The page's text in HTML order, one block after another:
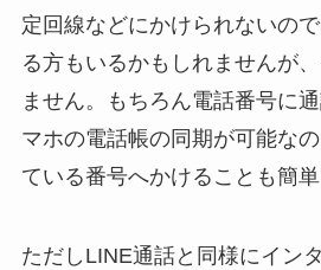
定回線などにかけられないの
る方もいるかもしれませんが
ません。もちろん電話番号に
マホの電話帳の同期が可能な
ている番号へかけることも簡単
ただしLINE通話と同様にイン